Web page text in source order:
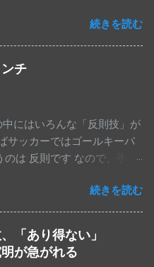
投票率が48.80％だったそう
番目に低い数字だそうで
りますが、国民の半分以
10％に上がることに反対
ちゃって、機体の取得費用
円も使うことにOKってこと
なみにこれ、維持運用費
２千万円以上の貯金もある
なっても大丈夫……。少なく
に積極的に反対しようと
権者）が半分以上だった、
続きを読む
チ
にはいろんな「反則技」が
サッカーではゴールキーパ
のは 反則です なので、手を
す This blog has written in
topics. I think this blog is
speaker. So please
by using "Translate" that
of this blog page and
続きを読む
「あり得ない」
が急がれる